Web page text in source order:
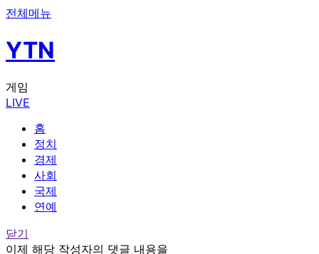
전체메뉴
YTN
게임
LIVE
홈
정치
경제
사회
국제
연예
닫기
이제 해당 작성자의 댓글 내용을